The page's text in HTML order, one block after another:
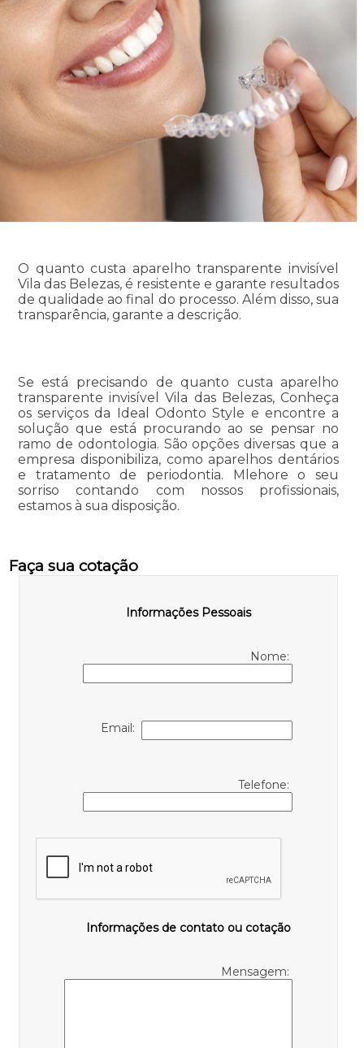
O quanto custa aparelho transparente invisível
Vila das Belezas, é resistente e garante resultados
de qualidade ao final do processo. Além disso, sua
transparência, garante a descrição.
Se está precisando de quanto custa aparelho
transparente invisível Vila das Belezas, Conheça
os serviços da Ideal Odonto Style e encontre a
solução que está procurando ao se pensar no
ramo de odontologia. São opções diversas que a
empresa disponibiliza, como aparelhos dentários
e tratamento de periodontia. Mlehore o seu
sorriso contando com nossos profissionais,
estamos à sua disposição.
Faça sua cotação
Informações Pessoais
Nome:
Email:
Telefone:
Informações de contato ou cotação
Mensagem: